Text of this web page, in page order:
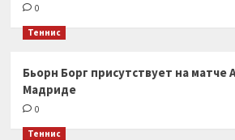
0
Теннис
Бьорн Борг присутствует на матче
Мадриде
0
Теннис